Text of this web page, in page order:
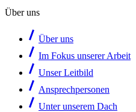
Über uns
Über uns
Im Fokus unserer Arbeit
Unser Leitbild
Ansprechpersonen
Unter unserem Dach